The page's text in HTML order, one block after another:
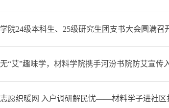
院24级本科生、25级研究生团支书大会圆满召
“艾”趣味学，材料学院携手河汾书院防艾宣传
愿织暖网 入户调研解民忧——材料学子进社区